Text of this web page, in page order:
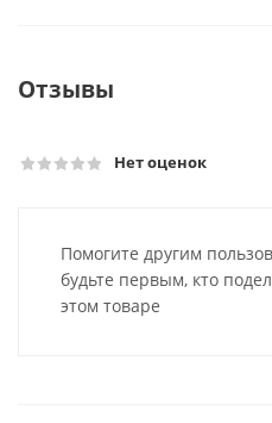
Отзывы
Нет оценок
Помогите другим
будьте первым, кто
этом товаре